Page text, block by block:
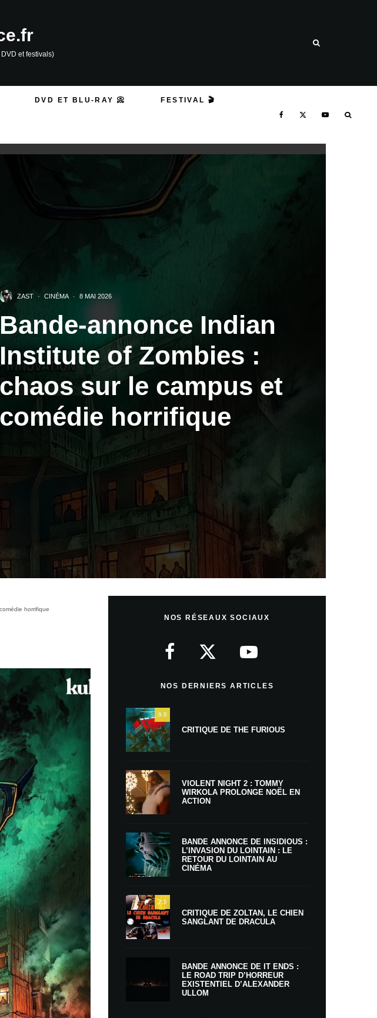
et festivals)
DVD ET BLU-RAY 📀 FESTIVAL 🎬
ZAST · CINÉMA · 8 MAI 2026
Bande-annonce Indian
Institute of Zombies :
chaos sur le campus et
comédie horrifique
horrifique
NOS RÉSEAUX SOCIAUX
NOS DERNIERS ARTICLES
9.5
CRITIQUE DE THE FURIOUS
VIOLENT NIGHT 2 : TOMMY
WIRKOLA PROLONGE NOËL EN
ACTION
BANDE ANNONCE DE INSIDIOUS :
L’INVASION DU LOINTAIN : LE
RETOUR DU LOINTAIN AU
CINÉMA
7.5
CRITIQUE DE ZOLTAN, LE CHIEN
SANGLANT DE DRACULA
BANDE ANNONCE DE IT ENDS :
LE ROAD TRIP D’HORREUR
EXISTENTIEL D’ALEXANDER
ULLOM